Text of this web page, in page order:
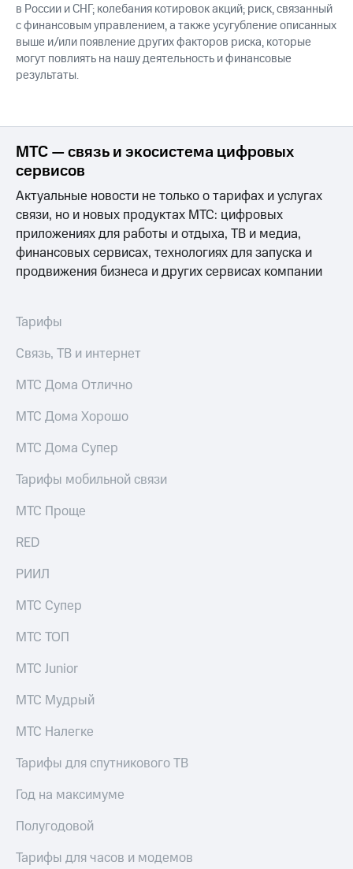
в России и СНГ; колебания котировок акций; риск, связанный
с финансовым управлением, а также усугубление описанных
выше и/или появление других факторов риска, которые
могут повлиять на нашу деятельность и финансовые
результаты.
МТС — связь и экосистема цифровых
сервисов
Актуальные новости не только о тарифах и услугах
связи, но и новых продуктах МТС: цифровых
приложениях для работы и отдыха, ТВ и медиа,
финансовых сервисах, технологиях для запуска и
продвижения бизнеса и других сервисах компании
Тарифы
Связь, ТВ и интернет
МТС Дома Отлично
МТС Дома Хорошо
МТС Дома Супер
Тарифы мобильной связи
МТС Проще
RED
РИИЛ
МТС Супер
МТС ТОП
МТС Junior
МТС Мудрый
МТС Налегке
Тарифы для спутникового ТВ
Год на максимуме
Полугодовой
Тарифы для часов и модемов